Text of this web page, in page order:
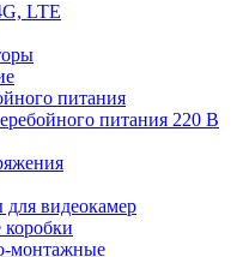
LTE
питания
питания 220 В
видеокамер
коробки
монтажные